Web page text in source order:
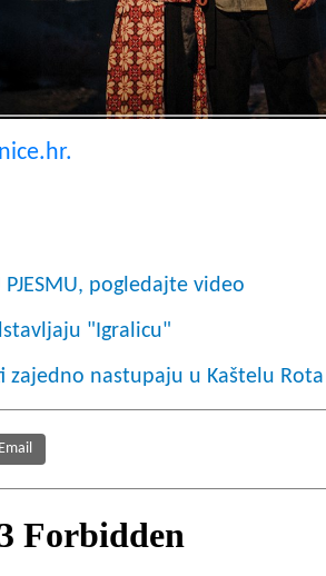
PJESMU, pogledajte video
"Igralicu"
zajedno nastupaju u Kaštelu Rota
Email